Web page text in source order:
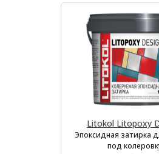
Litokol Litopoxy
Эпоксидная затирка
под